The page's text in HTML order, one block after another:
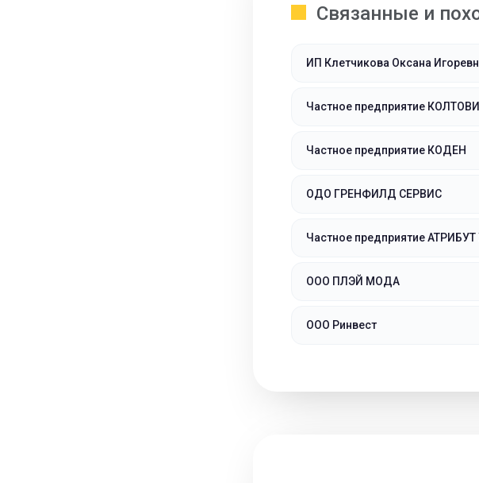
Связанные и
ИП Клетчикова Оксана
Частное предприятие
Частное предприятие КОДЕН
ОДО ГРЕНФИЛД СЕРВИС
Частное предприятие
ООО ПЛЭЙ МОДА
ООО Ринвест